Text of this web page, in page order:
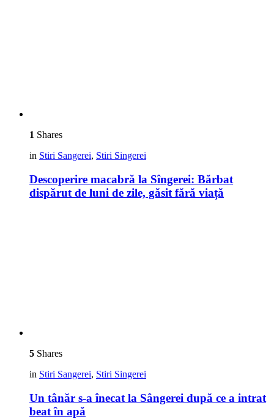
1 Shares
in Stiri Sangerei, Stiri Singerei
Descoperire macabră la Sîngerei: Bărbat
dispărut de luni de zile, găsit fără viață
5 Shares
in Stiri Sangerei, Stiri Singerei
Un tânăr s-a înecat la Sângerei după ce a intrat
beat în apă